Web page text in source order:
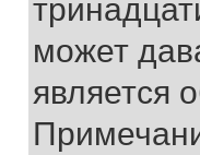
может
является